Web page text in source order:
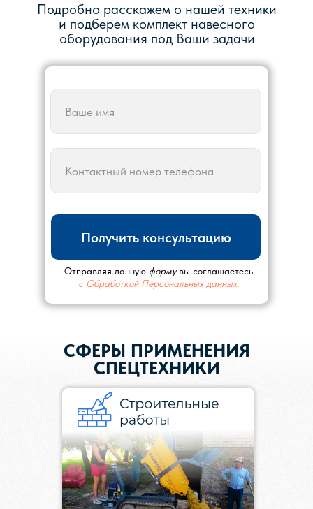
Подробно расскажем о нашей техники
и подберем комплект навесного
оборудования под Ваши задачи
Получить консультацию
Отправляя данную формувы соглашаетесь
с Обработкой Персональных данных.
СФЕРЫ ПРИМЕНЕНИЯ
СПЕЦТЕХНИКИ